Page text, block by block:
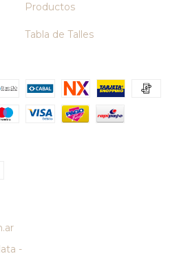
Productos
Tabla de Talles
-